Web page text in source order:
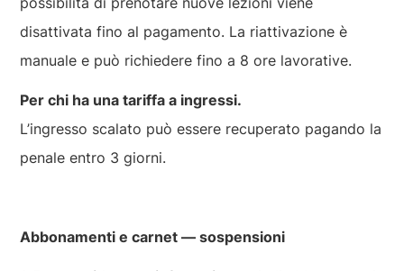
disattivata fino al pagamento. La riattivazione è
manuale e può richiedere fino a 8 ore lavorative.
Per chi ha una tariffa a ingressi.
L’ingresso scalato può essere recuperato pagando la
penale entro 3 giorni.
Abbonamenti e carnet — sospensioni